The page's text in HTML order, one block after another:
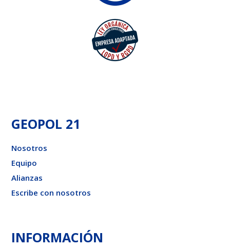
GEOPOL 21
Nosotros
Equipo
Alianzas
Escribe con nosotros
INFORMACIÓN